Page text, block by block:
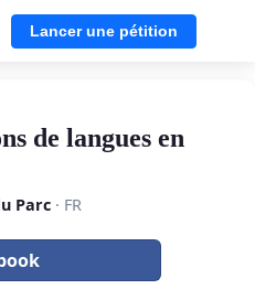
Lancer une pétition
de langues en
Parc· FR